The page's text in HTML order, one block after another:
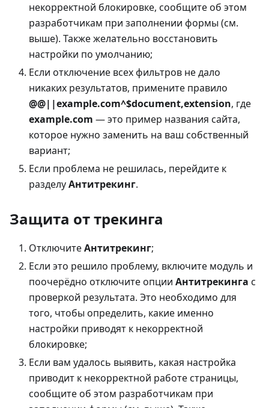
некорректной блокировке, сообщите об этом
разработчикам при заполнении формы (см.
выше). Также желательно восстановить
настройки по умолчанию;
Если отключение всех фильтров не дало
никаких результатов, примените правило
@@||example.com^$document,extension, где
example.com — это пример названия сайта,
которое нужно заменить на ваш собственный
вариант;
Если проблема не решилась, перейдите к
разделуАнтитрекинг.
Защита от трекинга
ОтключитеАнтитрекинг;
Если это решило проблему, включите модуль и
поочерёдно отключите опции Антитрекинга c
проверкой результата. Это необходимо для
того, чтобы определить, какие именно
настройки приводят к некорректной
блокировке;
Если вам удалось выявить, какая настройка
приводит к некорректной работе страницы,
сообщите об этом разработчикам при